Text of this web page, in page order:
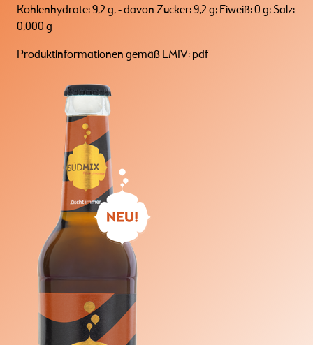
Kohlenhydrate: 9,2 g, - davon Zucker: 9,2 g; Eiweiß: 0 g; Salz:
0,000 g
Produktinformationen gemäß LMIV: pdf